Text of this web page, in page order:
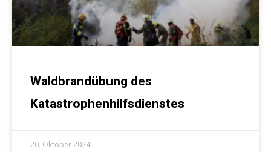
Waldbrandübung des
Katastrophenhilfsdienstes
20. Oktober 2024